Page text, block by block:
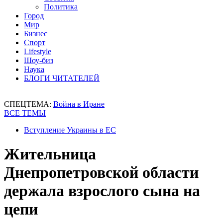
Политика
Город
Мир
Бизнес
Спорт
Lifestyle
Шоу-биз
Наука
БЛОГИ ЧИТАТЕЛЕЙ
СПЕЦТЕМА: Война в Иране
ВСЕ ТЕМЫ
Вступление Украины в ЕС
Жительница
Днепропетровской области
держала взрослого сына на
цепи